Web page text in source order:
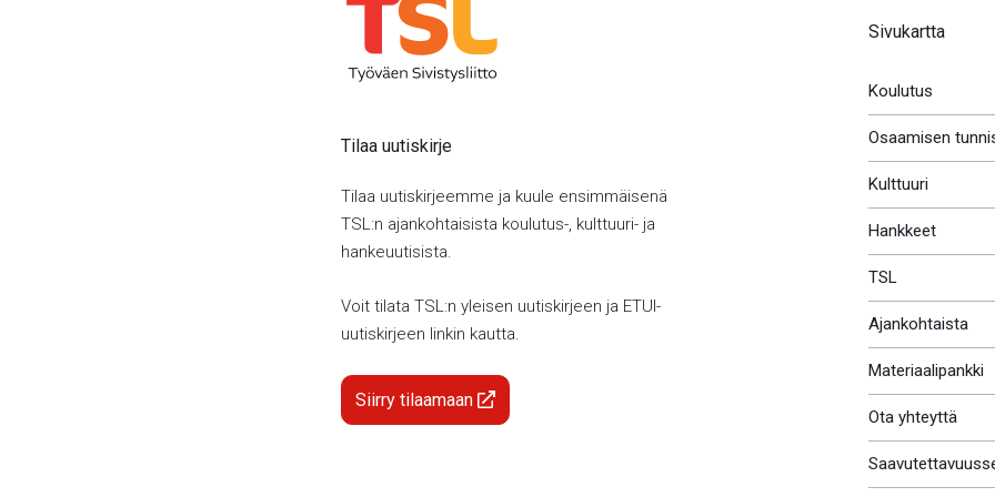
Tilaa uutiskirje
Tilaa uutiskirjeemme ja kuule ensimmäisenä
TSL:n ajankohtaisista koulutus-, kulttuuri- ja
hankeuutisista.
Voit tilata TSL:n yleisen uutiskirjeen ja ETUI-
uutiskirjeen linkin kautta.
Siirry tilaamaan
Sivukartta
Koulutus
Osaamisen
Kulttuuri
Hankkeet
TSL
Ajankohtaista
Materiaalipankki
Ota yhteyttä